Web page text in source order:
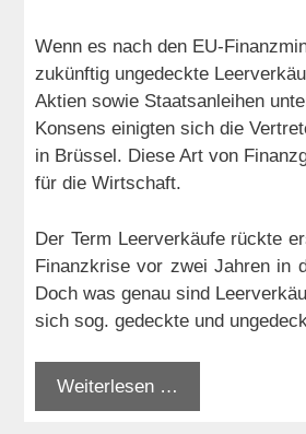
Wenn es nach den EU-
zukünftig ungedeckte
Aktien sowie Staatsanleihen
Konsens einigten sich die
in Brüssel. Diese Art von
für die Wirtschaft.
Der Term Leerverkäufe rückte
Finanzkrise vor zwei Jahren in
Doch was genau sind
sich sog. gedeckte und
Weiterlesen …